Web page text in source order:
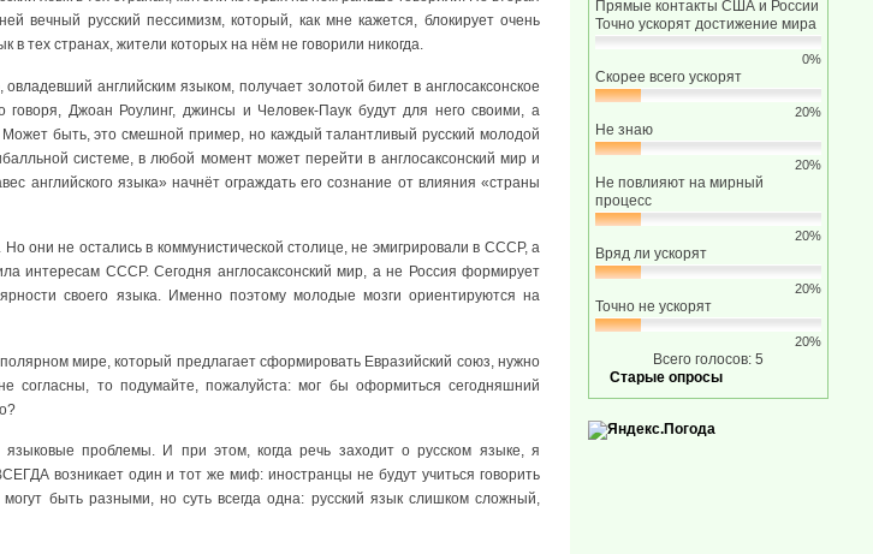
вечный русский пессимизм, который, как мне кажется, блокирует очень
в тех странах, жители которых на нём не говорили никогда.
английским языком, получает золотой билет в англосаксонское
Джоан Роулинг, джинсы и Человек-Паук будут для него своими, а
быть, это смешной пример, но каждый талантливый русский молодой
системе, в любой момент может перейти в англосаксонский мир и
английского языка» начнёт ограждать его сознание от влияния «страны
Но они не остались в коммунистической столице, не эмигрировали в СССР, а
интересам СССР. Сегодня англосаксонский мир, а не Россия формирует
своего языка. Именно поэтому молодые мозги ориентируются на
мире, который предлагает сформировать Евразийский союз, нужно
согласны, то подумайте, пожалуйста: мог бы оформиться сегодняшний
проблемы. И при этом, когда речь заходит о русском языке, я
возникает один и тот же миф: иностранцы не будут учиться говорить
быть разными, но суть всегда одна: русский язык слишком сложный,
Прямые контакты США и России
Точно ускорят достижение мира
0%
Скорее всего ускорят
20%
Не знаю
20%
Не повлияют на мирный
процесс
20%
Вряд ли ускорят
20%
Точно не ускорят
20%
Всего голосов: 5
Старые опросы